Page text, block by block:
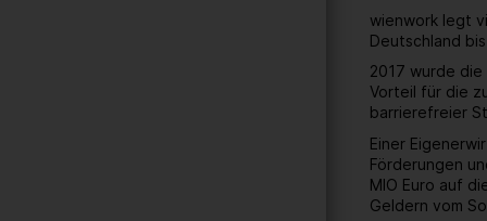
wienwork legt
Deutschland
2017 wurde
Vorteil für die
barrierefreier
Einer
Förderungen
MIO Euro auf
Geldern vom